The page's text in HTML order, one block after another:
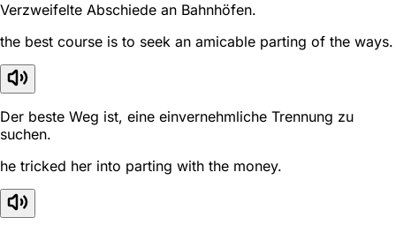
Verzweifelte Abschiede an Bahnhöfen.
the best course is to seek an amicable parting of the ways.
Der beste Weg ist, eine einvernehmliche Trennung zu
suchen.
he tricked her into parting with the money.